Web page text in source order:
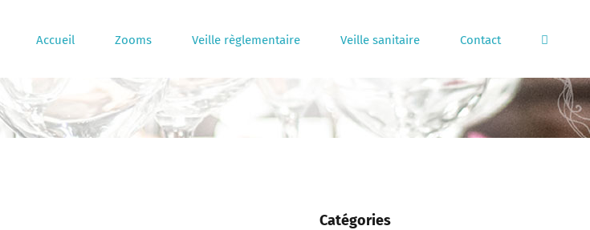
Accueil Zooms Veille règlementaire Veille sanitaire Contact
Catégories